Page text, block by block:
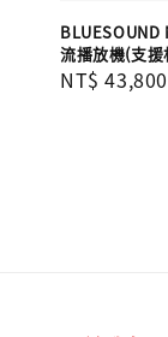
BLUESOUND
流播放機(支
Regular
NT$ 43,800